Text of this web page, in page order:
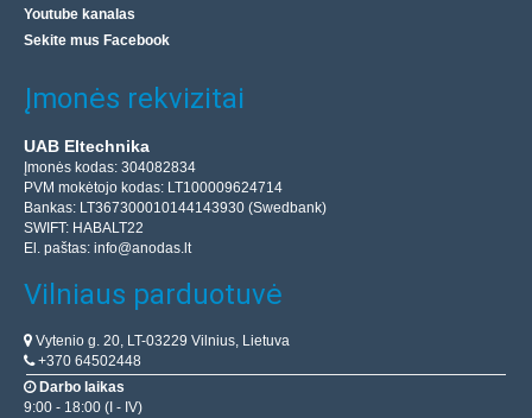
Carlinkit CPC200-Tbox S Carplay&Android Auto
belaidis adapteris
CARLINKIT
Youtube kanalas
Sekite mus Facebook
Įmonės rekvizitai
UAB Eltechnika
Įmonės kodas: 304082834
PVM mokėtojo kodas: LT100009624714
Bankas: LT367300010144143930 (Swedbank)
SWIFT: HABALT22
El. paštas: info@anodas.lt
Vilniaus parduotuvė
Vytenio g. 20, LT-03229 Vilnius, Lietuva
+370 64502448
Darbo laikas
9:00 - 18:00 (I - IV)